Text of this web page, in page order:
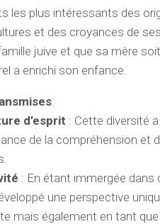
les plus intéressants des
et des croyances de
juive et que sa mère
a enrichi son enfance.
:
d’esprit : Cette diversité
de la compréhension et
: En étant immergée dans
une perspective
mais également en tant